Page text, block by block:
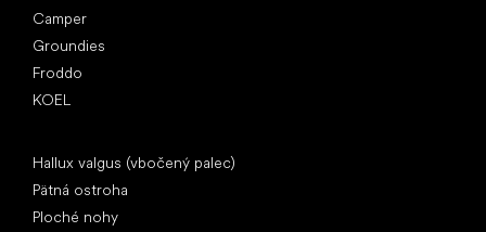
Camper
Groundies
Froddo
KOEL
Hallux valgus (vbočený palec)
Pätná ostroha
Ploché nohy